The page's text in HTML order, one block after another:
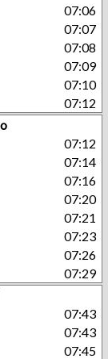
07:06
07:07
07:08
07:09
07:10
07:12
07:12
07:14
07:16
07:20
07:21
07:23
07:26
07:29
07:43
07:43
07:45